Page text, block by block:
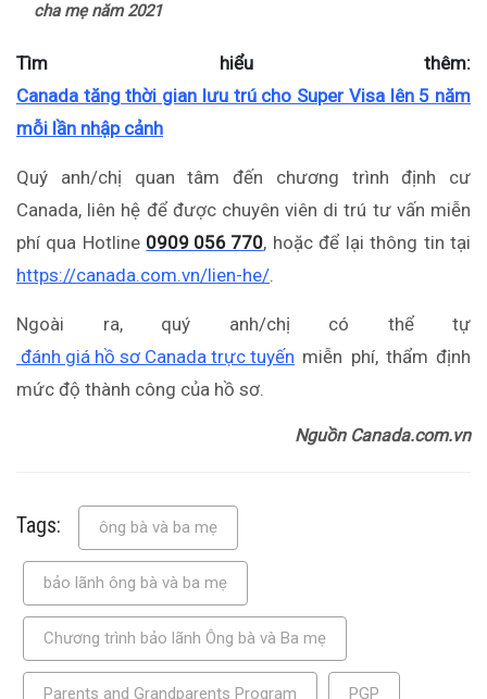
cha mẹ năm 2021
Tìm hiểu thêm:
Canada tăng thời gian lưu trú cho Super Visa lên 5 năm
mỗi lần nhập cảnh
Quý anh/chị quan tâm đến chương trình định cư
Canada, liên hệ để được chuyên viên di trú tư vấn miễn
phí qua Hotline 0909 056 770, hoặc để lại thông tin tại
https://canada.com.vn/lien-he/.
Ngoài ra, quý anh/chị có thể tự
đánh giá hồ sơ Canada trực tuyến miễn phí, thẩm định
mức độ thành công của hồ sơ.
Nguồn Canada.com.vn
Tags: ông bà và ba mẹ
bảo lãnh ông bà và ba mẹ
Chương trình bảo lãnh Ông bà và Ba mẹ
Parents and Grandparents Program PGP